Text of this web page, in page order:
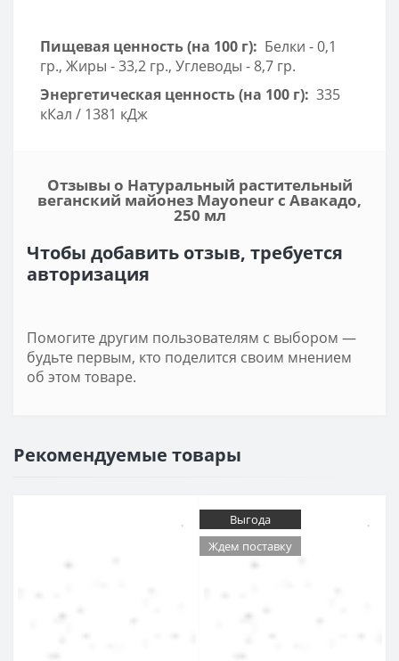
Пищевая ценность (на 100 г): Белки - 0,1
гр., Жиры - 33,2 гр., Углеводы - 8,7 гр.
Энергетическая ценность (на 100 г): 335
кКал / 1381 кДж
Отзывы о Натуральный растительный
веганский майонез Mayoneur с Авакадо,
250 мл
Чтобы добавить отзыв, требуется
авторизация
Помогите другим пользователям с выбором —
будьте первым, кто поделится своим мнением
об этом товаре.
Рекомендуемые товары
Выгода
Ждем поставку